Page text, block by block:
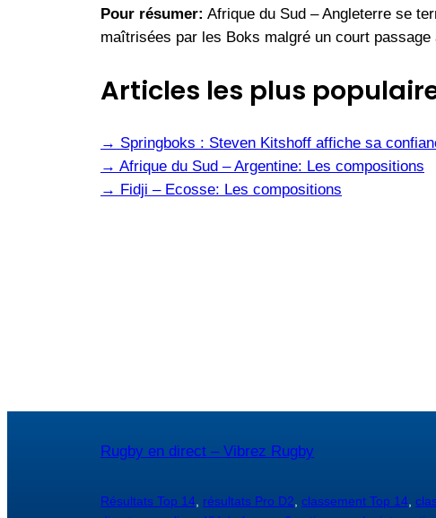
Pour résumer: Afrique du Sud – Angleterre se
maîtrisées par les Boks malgré un court passage
Articles les plus
→ Springboks : Steven Kitshoff affiche sa
→ Afrique du Sud – Argentine: Les compositions
→ Fidji – Ecosse: Les compositions
Rugby en direct – Vibrez Rugby
Résultats Top 14, résultats Pro D2, classement Top 14,